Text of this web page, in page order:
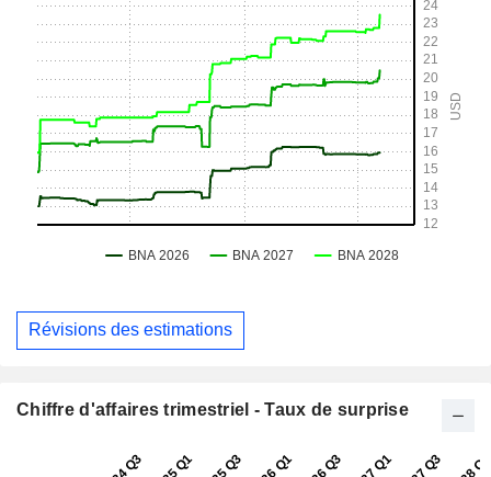
Révisions des estimations
Chiffre d'affaires trimestriel - Taux de surprise